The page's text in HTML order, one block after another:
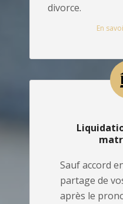
divorce.
En
Sauf accord
partage de
après le